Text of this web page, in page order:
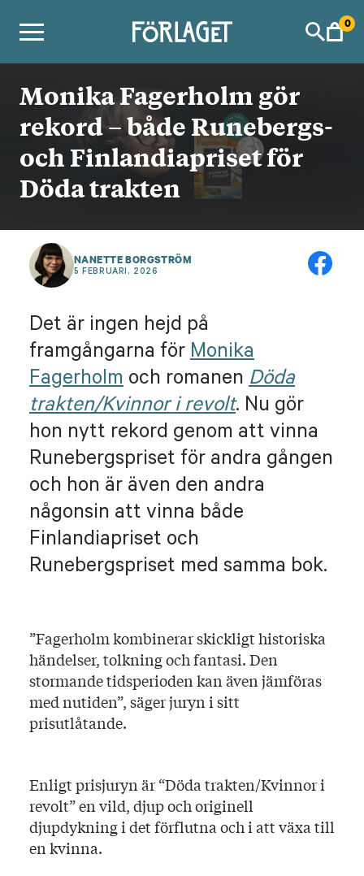
0
Monika Fagerholm gör
rekord – både Runebergs-
och Finlandiapriset för
Döda trakten
NANETTE BORGSTRÖM
5 FEBRUARI, 2026
Det är ingen hejd på
framgångarna för Monika
Fagerholm och romanen Döda
trakten/Kvinnor i revolt. Nu gör
hon nytt rekord genom att vinna
Runebergspriset för andra gången
och hon är även den andra
någonsin att vinna både
Finlandiapriset och
Runebergspriset med samma bok.
”Fagerholm kombinerar skickligt historiska
händelser, tolkning och fantasi. Den
stormande tidsperioden kan även jämföras
med nutiden”, säger juryn i sitt
prisutlåtande.
Enligt prisjuryn är “Döda trakten/Kvinnor i
revolt” en vild, djup och originell
djupdykning i det förflutna och i att växa till
en kvinna.